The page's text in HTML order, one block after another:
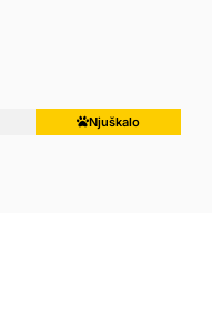
Njuškalo